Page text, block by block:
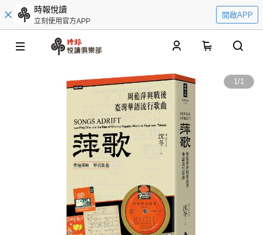
時報悅讀
立刻使用官方APP
開啟APP
1/1